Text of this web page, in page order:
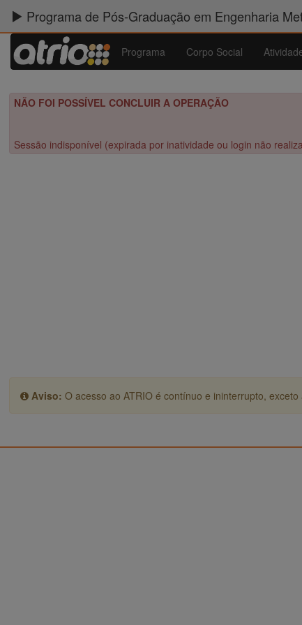
Programa de Pós-Graduação em Engenharia
Programa Corpo Social
NÃO FOI POSSÍVEL CONCLUIR A OPERAÇÃO
Sessão indisponível (expirada por inatividade ou login não
Aviso: O acesso ao ATRIO é contínuo e ininterrupto,